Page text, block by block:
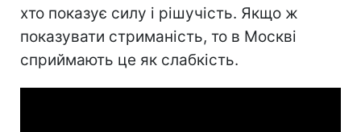
хто показує силу і рішучість. Якщо ж
показувати стриманість, то в Москві
сприймають це як слабкість.